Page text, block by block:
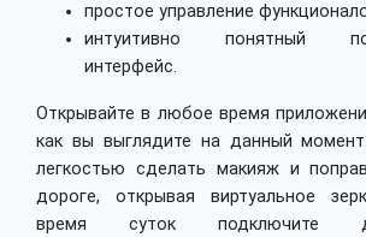
простое управление
интуитивно понятный
интерфейс.
Открывайте в любое время
как вы выглядите на данный
легкостью сделать макияж и
дороге, открывая виртуальное
время суток подключите